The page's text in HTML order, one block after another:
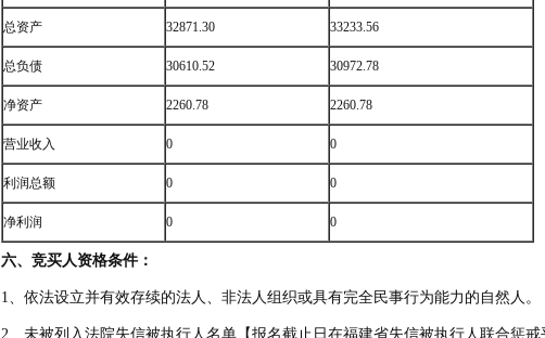
总资产 32871.30 33233.56
总负债 30610.52 30972.78
净资产 2260.78 2260.78
营业收入 0 0
利润总额 0 0
净利润 0 0
六、竞买人资格条件 ：
1、依法设立并有效存续的法人、非法人组织或具有完全民事行为能力的自然人。
2、未被列入法院失信被执行人名单【报名截止日在福建省失信被执行人联合惩